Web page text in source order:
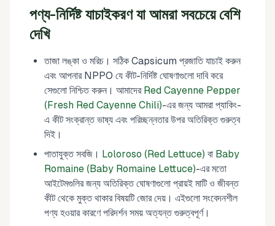
পণ্য-নির্দিষ্ট যাচাইকরণ যা আমরা সবচেয়ে বেশি
দেখি
তাজা লঙ্কা ও মরিচ। সঠিক Capsicum প্রজাতি যাচাই করুন
এবং আপনার NPPO যে কীট-নির্দিষ্ট ঘোষণাগুলো দাবি করে
সেগুলো নিশ্চিত করুন। আমাদের Red Cayenne Pepper
(Fresh Red Cayenne Chili)-এর জন্য আমরা প্যাকিং-
এ কীট সংক্রান্ত ভাষ্য এবং পরিচ্ছন্নতার উপর অতিরিক্ত গুরুত্ব
দিই।
পাতাযুক্ত সবজি। Loloroso (Red Lettuce) বা Baby
Romaine (Baby Romaine Lettuce)-এর মতো
আইটেমগুলির জন্য অতিরিক্ত ঘোষণাগুলো প্রায়ই মাটি ও জীবন্ত
কীট থেকে মুক্ত থাকার বিষয়টি জোর দেয়। এইগুলো সংবেদনশীল
পণ্য হওয়ার কারণে পরিদর্শন সময় অত্যন্ত গুরুত্বপূর্ণ।